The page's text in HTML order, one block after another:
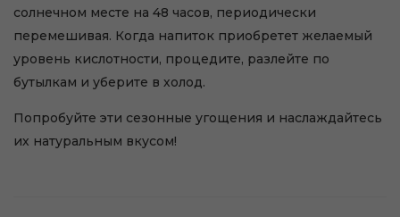
солнечном месте на 48 часов, периодически
перемешивая. Когда напиток приобретет желаемый
уровень кислотности, процедите, разлейте по
бутылкам и уберите в холод.
Попробуйте эти сезонные угощения и наслаждайтесь
их натуральным вкусом!